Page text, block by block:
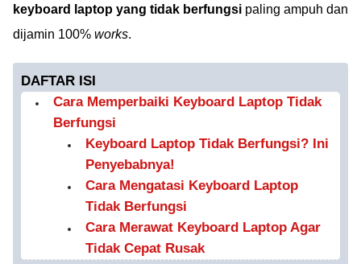
keyboard laptop yang tidak berfungsi paling ampuh dan
dijamin 100% works.
DAFTAR ISI
Cara Memperbaiki Keyboard Laptop Tidak
Berfungsi
Keyboard Laptop Tidak Berfungsi? Ini
Penyebabnya!
Cara Mengatasi Keyboard Laptop
Tidak Berfungsi
Cara Merawat Keyboard Laptop Agar
Tidak Cepat Rusak